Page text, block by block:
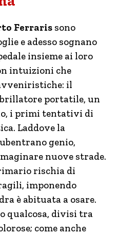
Ferraris sono
e adesso sognano
insieme ai loro
intuizioni che
il
portatile, un
i primi tentativi di
Laddove la
genio,
nuove strade.
rischia di
imponendo
è abituata a osare.
qualcosa, divisi tra
come anche